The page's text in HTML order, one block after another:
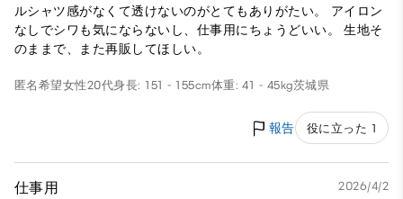
ルシャツ感がなくて透けないのがとてもありがたい。 アイロン
なしでシワも気にならないし、仕事用にちょうどいい。 生地そ
のままで、また再販してほしい。
匿名希望女性20代身長: 151 - 155cm体重: 41 - 45kg茨城県
報告 役に立った 1
仕事用 2026/4/2